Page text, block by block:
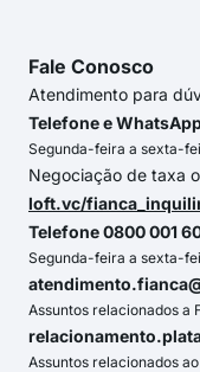
Fale Conosco
Atendimento para
Telefone e
Segunda-feira a sexta-
Negociação de taxa
loft.vc/
Telefone 0800 001
Segunda-feira a sexta-
Assuntos relacionados a
Assuntos relacionados